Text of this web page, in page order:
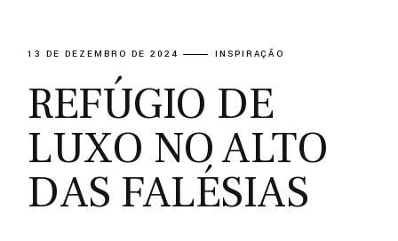
13 DE DEZEMBRO DE 2024 INSPIRAÇÃO
REFÚGIO DE
LUXO NO ALTO
DAS FALÉSIAS